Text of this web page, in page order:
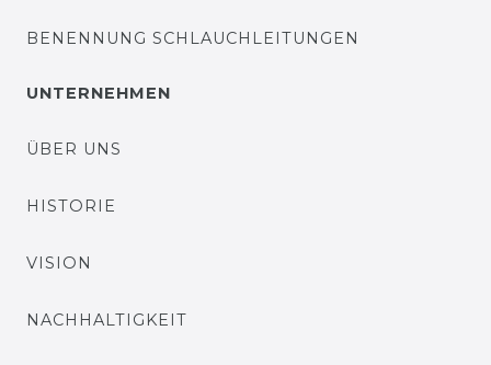
BENENNUNG SCHLAUCHLEITUNGEN
UNTERNEHMEN
ÜBER UNS
HISTORIE
VISION
NACHHALTIGKEIT